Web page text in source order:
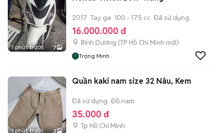
1 phút trước 7
2017 Tay ga 100 - 175 cc Đã sử dụng
16.000.000 đ
Bình Dương (TP Hồ Chí Minh mới)
Trọng Minh
1 phút trước 2
Quần kaki nam size 32 Nâu, Kem
Đã sử dụng Đồ nam
35.000 đ
Tp Hồ Chí Minh